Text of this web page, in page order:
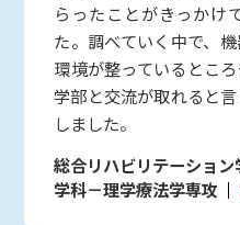
らったことがきっかけ
た。調べていく中で、
環境が整っているとこ
学部と交流が取れると
しました。
総合リハビリテーショ
学科－理学療法学専攻